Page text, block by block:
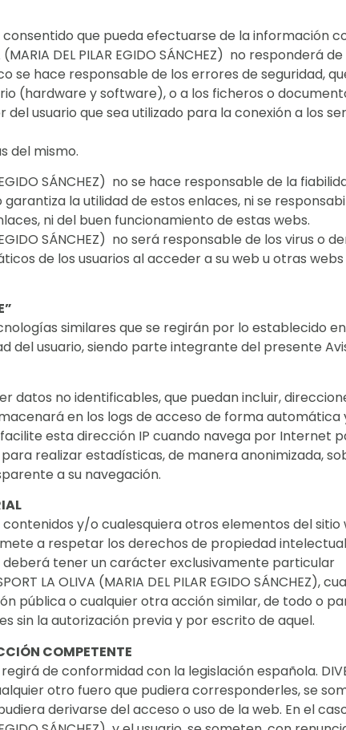
que pueda efectuarse de la información
(MARIA DEL PILAR EGIDO SÁNCHEZ) no
se hace responsable de los errores de seguridad,
(hardware y software), o a los ficheros o
usuario que sea utilizado para la conexión a los
del mismo.
EGIDO SÁNCHEZ) no se hace responsable de la
la utilidad de estos enlaces, ni se
ni del buen funcionamiento de estas webs.
EGIDO SÁNCHEZ) no será responsable de los
de los usuarios al acceder a su web u otras
similares que se regirán por lo establecido
del usuario, siendo parte integrante del presente
datos no identificables, que puedan incluir,
en los logs de acceso de forma
esta dirección IP cuando navega por Internet
realizar estadísticas, de manera anonimizada,
a su navegación.
y/o cualesquiera otros elementos del sitio
a respetar los derechos de propiedad
deberá tener un carácter exclusivamente particular
LA OLIVA (MARIA DEL PILAR EGIDO
pública o cualquier otra acción similar, de todo o
sin la autorización previa y por escrito de aquel.
COMPETENTE
de conformidad con la legislación española. DIVER
otro fuero que pudiera corresponderles, se
derivarse del acceso o uso de la web. En el